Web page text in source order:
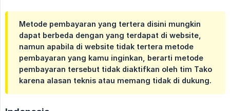
Metode pembayaran yang tertera disini mungkin
dapat berbeda dengan yang terdapat di website,
namun apabila di website tidak tertera metode
pembayaran yang kamu inginkan, berarti metode
pembayaran tersebut tidak diaktifkan oleh tim Tako
karena alasan teknis atau memang tidak di dukung.